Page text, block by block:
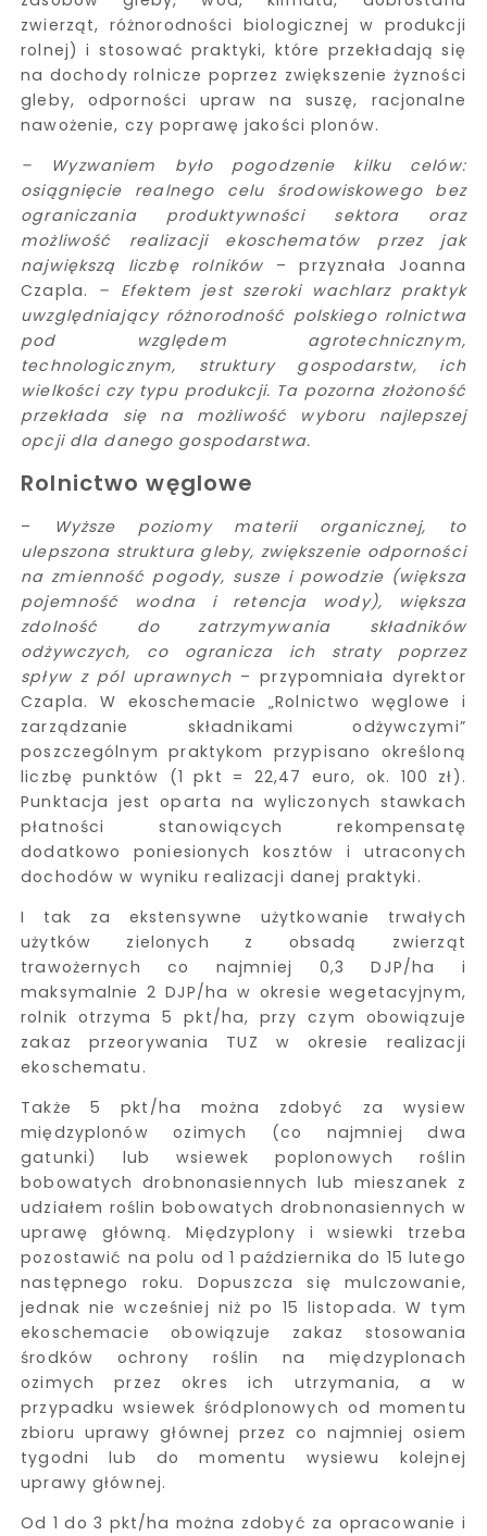
zwierząt, różnorodności biologicznej w produkcji
rolnej) i stosować praktyki, które przekładają się
na dochody rolnicze poprzez zwiększenie żyzności
gleby, odporności upraw na suszę, racjonalne
nawożenie, czy poprawę jakości plonów.
– Wyzwaniem było pogodzenie kilku celów:
osiągnięcie realnego celu środowiskowego bez
ograniczania produktywności sektora oraz
możliwość realizacji ekoschematów przez jak
największą liczbę rolników – przyznała Joanna
Czapla. – Efektem jest szeroki wachlarz praktyk
uwzględniający różnorodność polskiego rolnictwa
pod względem agrotechnicznym,
technologicznym, struktury gospodarstw, ich
wielkości czy typu produkcji. Ta pozorna złożoność
przekłada się na możliwość wyboru najlepszej
opcji dla danego gospodarstwa.
Rolnictwo węglowe
–
Wyższe poziomy materii organicznej, to
ulepszona struktura gleby, zwiększenie odporności
na zmienność pogody, susze i powodzie (większa
pojemność wodna i retencja wody), większa
zdolność do zatrzymywania składników
odżywczych, co ogranicza ich straty poprzez
spływ z pól uprawnych – przypomniała dyrektor
Czapla. W ekoschemacie „Rolnictwo węglowe i
zarządzanie składnikami odżywczymi”
poszczególnym praktykom przypisano określoną
liczbę punktów (1 pkt = 22,47 euro, ok. 100 zł).
Punktacja jest oparta na wyliczonych stawkach
płatności stanowiących rekompensatę
dodatkowo poniesionych kosztów i utraconych
dochodów w wyniku realizacji danej praktyki.
I tak za ekstensywne użytkowanie trwałych
użytków zielonych z obsadą zwierząt
trawożernych co najmniej 0,3 DJP/ha i
maksymalnie 2 DJP/ha w okresie wegetacyjnym,
rolnik otrzyma 5 pkt/ha, przy czym obowiązuje
zakaz przeorywania TUZ w okresie realizacji
ekoschematu.
Także 5 pkt/ha można zdobyć za wysiew
międzyplonów ozimych (co najmniej dwa
gatunki) lub wsiewek poplonowych roślin
bobowatych drobnonasiennych lub mieszanek z
udziałem roślin bobowatych drobnonasiennych w
uprawę główną. Międzyplony i wsiewki trzeba
pozostawić na polu od 1 października do 15 lutego
następnego roku. Dopuszcza się mulczowanie,
jednak nie wcześniej niż po 15 listopada. W tym
ekoschemacie obowiązuje zakaz stosowania
środków ochrony roślin na międzyplonach
ozimych przez okres ich utrzymania, a w
przypadku wsiewek śródplonowych od momentu
zbioru uprawy głównej przez co najmniej osiem
tygodni lub do momentu wysiewu kolejnej
uprawy głównej.
Od 1 do 3 pkt/ha można zdobyć za opracowanie i